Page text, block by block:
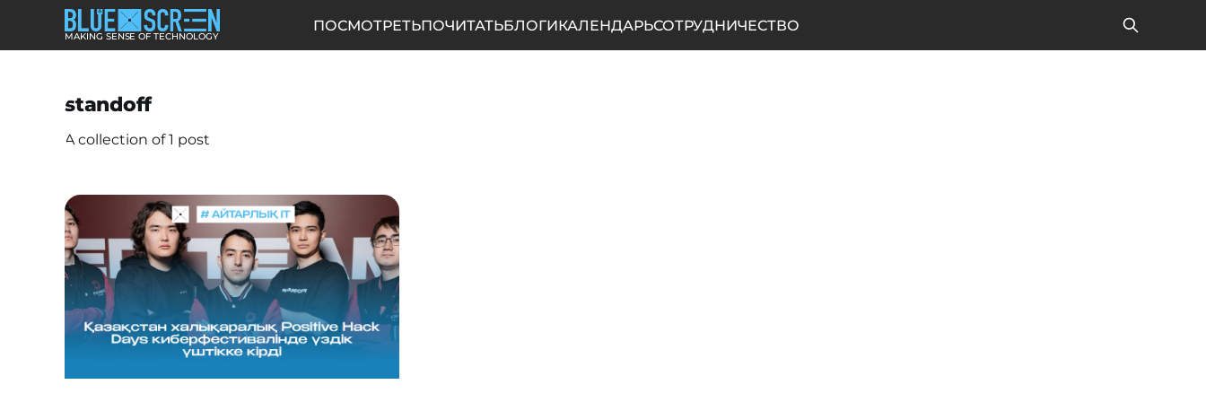
MAKING SENSE OF TECHNOLOGY
ПОСМОТРЕТЬПОЧИТАТЬБЛОГИКАЛЕНДАРЬСОТРУДНИЧЕСТВО
standoff
A collection of 1 post